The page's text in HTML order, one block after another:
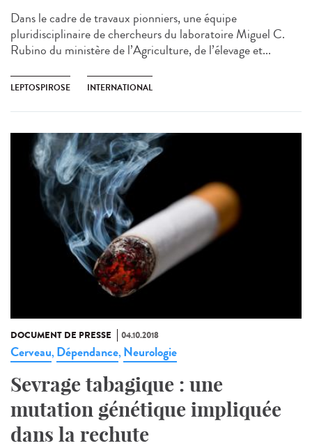
Dans le cadre de travaux pionniers, une équipe
pluridisciplinaire de chercheurs du laboratoire Miguel C.
Rubino du ministère de l’Agriculture, de l’élevage et...
LEPTOSPIROSE INTERNATIONAL
DOCUMENT DE PRESSE 04.10.2018
Cerveau, Dépendance, Neurologie
Sevrage tabagique : une
mutation génétique impliquée
dans la rechute